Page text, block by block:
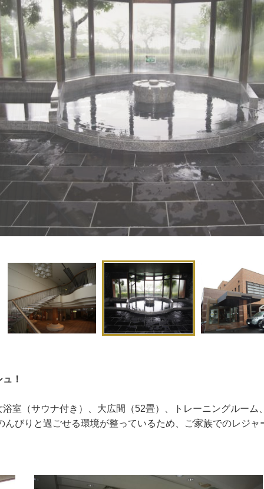
！
室（サウナ付き）、大広間（52畳）、トレーニングルー
びりと過ごせる環境が整っているため、ご家族でのレジャ